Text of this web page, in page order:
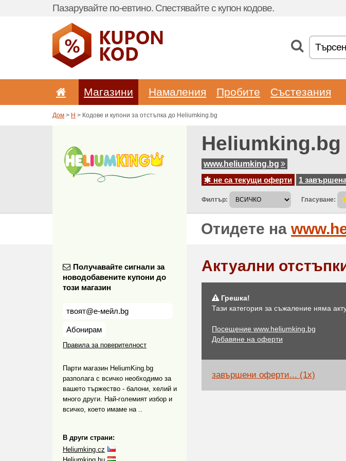
Пазарувайте по-евтино. Спестявайте с купон кодове.
Магазини Hамаления Пробите Състезания
Дом > H > Кодове и купони за отстъпка до Heliumking.bg
Heliumking.bg
www.heliumking.bg
не са текущи оферти
1
Филтър: Гласуване:
Отидете на
Получавайте сигнали за
новодобавените купони до
този магазин
Абонирам
Правила за поверителност
Парти магазин HeliumKing.bg
разполага с всичко необходимо за
вашето тържество - балони, хелий и
много други. Най-големият избор и
всичко, което имаме на ..
В други страни:
Heliumking.cz
Актуални
Грешка!
Тази категория за съжаление няма
Посещение www.heliumking.bg
Добавяне на оферти
завършени оферти... (1x)